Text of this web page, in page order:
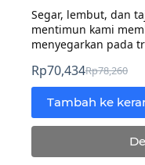
Segar, lembut, dan
mentimun kami
menyegarkan pada
Rp78,260
Harga
aslinya
adalah:
Rp78,260.
Rp70,434Harga
saat
ini
adalah:
Rp70,434.
Tambah ke